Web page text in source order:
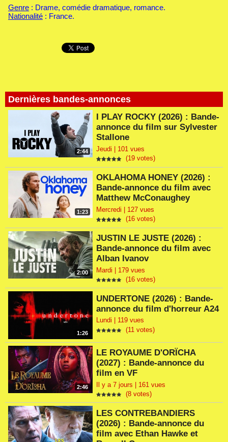
Dernières bandes-annonces
2:44
I PLAY ROCKY (2026) : Bande-
annonce du film sur Sylvester
Stallone
Jeudi | 101 vues
(19 votes)
1:23
OKLAHOMA HONEY (2026) :
Bande-annonce du film avec
Matthew McConaughey
Mercredi | 127 vues
(16 votes)
2:00
JUSTIN LE JUSTE (2026) :
Bande-annonce du film avec
Alban Ivanov
Mardi | 179 vues
(16 votes)
1:26
UNDERTONE (2026) : Bande-
annonce du film d'horreur A24
Lundi | 119 vues
(11 votes)
2:46
LE ROYAUME D'ORÏCHA
(2027) : Bande-annonce du
film en VF
Il y a 7 jours | 161 vues
(8 votes)
LES CONTREBANDIERS
(2026) : Bande-annonce du
film avec Ethan Hawke et
Genre : Drame, comédie dramatique, romance.
Nationalité : France.